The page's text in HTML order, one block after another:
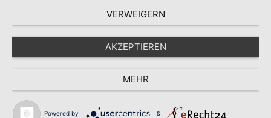
VERWEIGERN
AKZEPTIEREN
MEHR
Powered by &